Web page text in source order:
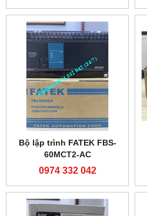
Bộ lập trình FATEK FBS-
60MCT2-AC
0974 332 042